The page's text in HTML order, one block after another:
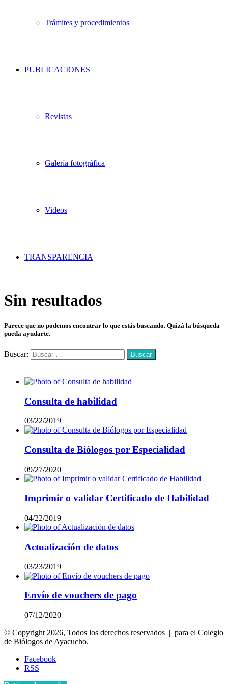
Trámites y procedimientos
PUBLICACIONES
Revistas
Galería fotográfica
Videos
TRANSPARENCIA
Sin resultados
Parece que no podemos encontrar lo que estás buscando. Quizá la búsqueda
pueda ayudarte.
Buscar:
Consulta de habilidad
03/22/2019
Consulta de Biólogos por Especialidad
09/27/2020
Imprimir o validar Certificado de Habilidad
04/22/2019
Actualización de datos
03/23/2019
Envío de vouchers de pago
07/12/2020
© Copyright 2026, Todos los derechos reservados | para el Colegio
de Biólogos de Ayacucho.
Facebook
RSS